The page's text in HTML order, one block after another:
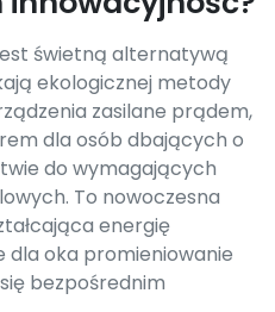
świetną alternatywą
ekologicznej metody
zasilane prądem,
dla osób dbających o
do wymagających
To nowoczesna
energię
dla oka promieniowanie
bezpośrednim